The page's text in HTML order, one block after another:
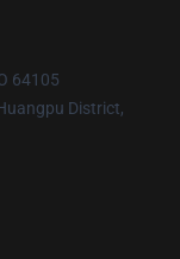
64105
District,